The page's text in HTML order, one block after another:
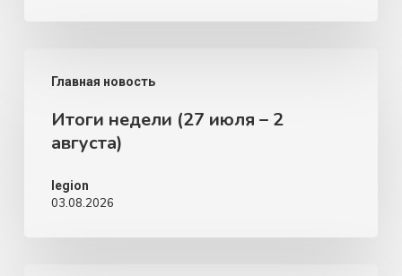
Главная новость
недели
июля
августа)
Итоги недели (27 июля – 2
августа)
legion
03.08.2026